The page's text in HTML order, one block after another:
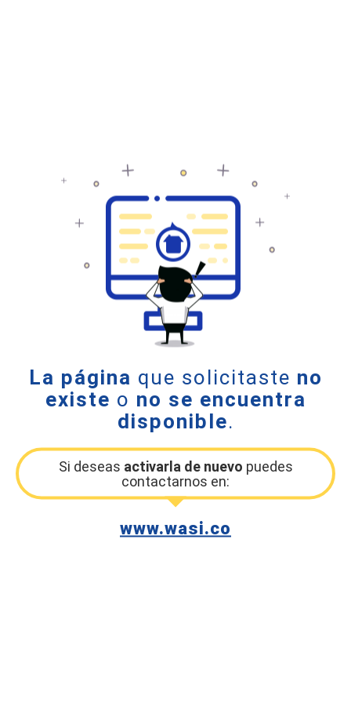
La página que solicitaste no
existe o no se encuentra
disponible.
Si deseas activarla de nuevo puedes
contactarnos en:
www.wasi.co